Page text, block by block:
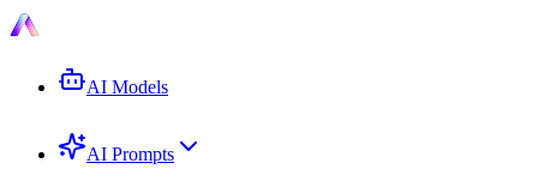
AI Models
AI Prompts